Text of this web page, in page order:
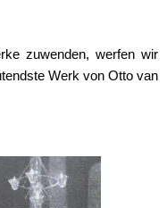
zuwenden, werfen wir
Werk von Otto van